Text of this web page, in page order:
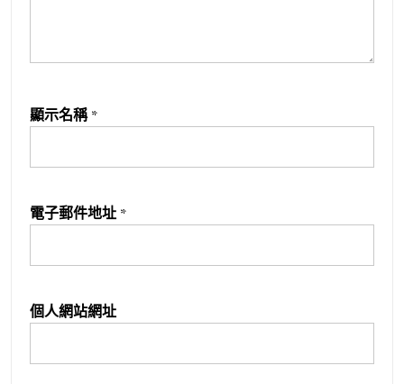
顯示名稱 *
電子郵件地址 *
個人網站網址